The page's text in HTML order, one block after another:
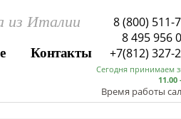
из Италии
Контакты
8 (800) 511-
8 495 956
Сегодня принимаем
11.00
Время работы
+7(812) 327-